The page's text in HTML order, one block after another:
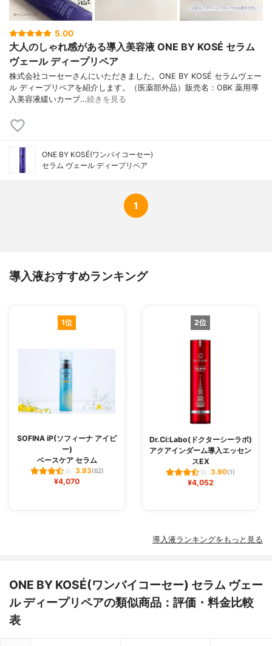
5.00
大人のしゃれ感がある導入美容液 ONE BY KOSÉ セラム
ヴェール ディープリペア
株式会社コーセーさんにいただきました。ONE BY KOSÉ セラムヴェー
ル ディープリペアを紹介します。（医薬部外品）販売名：OBK 薬用導
入美容液緩いカーブ…続きを見る
ONE BY KOSÉ(ワンバイコーセー)
セラム ヴェール ディープリペア
1
導入液おすすめランキング
1位
SOFINA iP(ソフィーナ アイピ
ー)
ベースケア セラム
3.93(62)
¥4,070
2位
Dr.Ci:Labo(ドクターシーラボ)
アクアインダーム導入エッセン
スEX
3.90(1)
¥4,052
導入液ランキングをもっと見る
ONE BY KOSÉ(ワンバイコーセー) セラム ヴェー
ル ディープリペアの類似商品：評価・料金比較
表